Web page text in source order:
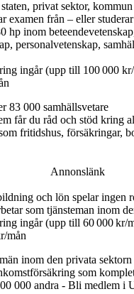
83 000 samhällsvetare
får du råd och stöd kring
fritidshus, försäkringar,
Annonslänk
inom den privata sektorn
som
000 andra - Bli medlem i